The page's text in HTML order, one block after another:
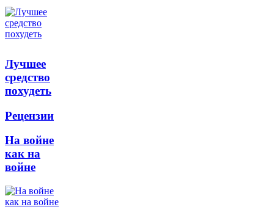
Лучшее
средство
похудеть
Рецензии
На войне
как на
войне